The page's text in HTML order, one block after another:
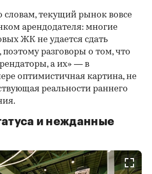
словам, текущий рынок вовсе
арендодателя: многие
ЖК не удается сдать
поэтому разговоры о том, что
а их» — в
оптимистичная картина, не
реальности раннего
и нежданные